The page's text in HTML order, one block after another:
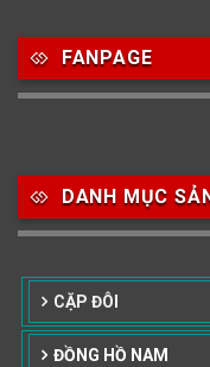
FANPAGE
DANH MỤC
CẶP ĐÔI
ĐỒNG HỒ NAM